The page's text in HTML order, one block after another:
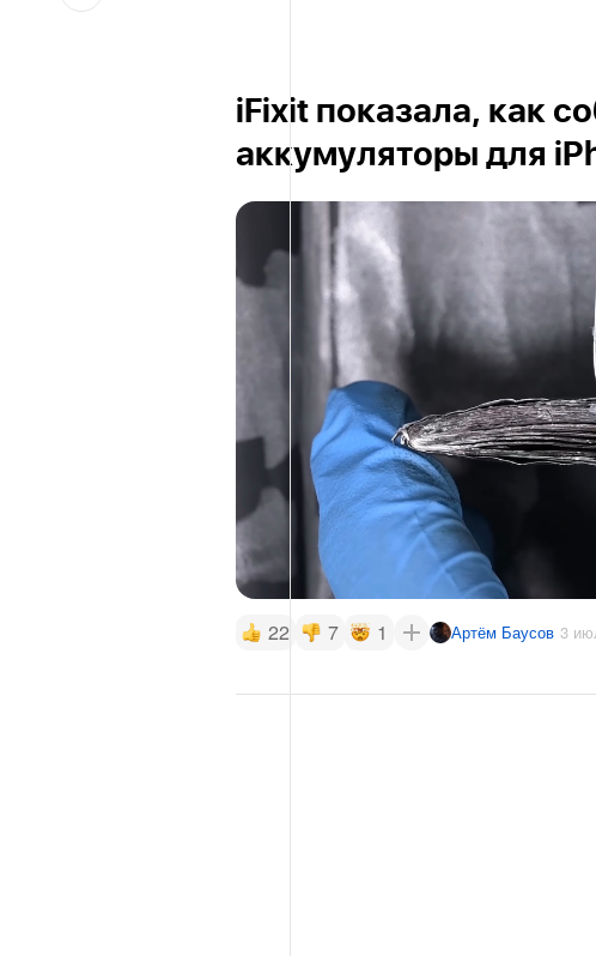
iFixit показала, как
аккумуляторы для
22 7 1 Артём Баусов 3